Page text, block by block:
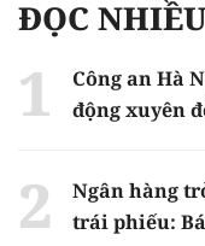
ĐỌC
Công an Hà
động xuyên
Ngân hàng
trái phiếu: